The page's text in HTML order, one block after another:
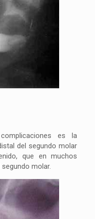
es la
del segundo molar
que en muchos
molar.